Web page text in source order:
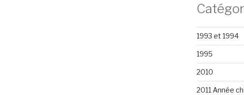
1993 et 1994
1995
2010
2011 Année